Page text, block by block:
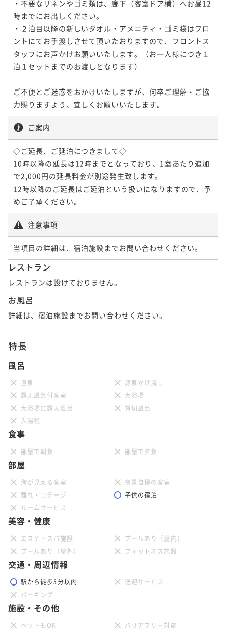
・不要なリネンやゴミ類は、廊下（客室ドア横）へお昼12
時までにお出しください。
・２泊目以降の新しいタオル・アメニティ・ゴミ袋はフロ
ントにてお手渡しさせて頂いたおりますので、フロントス
タッフにお声かけお願いいたします。（お一人様につき１
泊１セットまでのお渡しとなります）
ご不便とご迷惑をおかけいたしますが、何卒ご理解・ご協
力賜りますよう、宜しくお願いいたします。
ご案内
◇ご延長、ご延泊につきまして◇
10時以降の延長は12時までとなっており、1室あたり追加
で2,000円の延長料金が別途発生致します。
12時以降のご延長はご延泊という扱いになりますので、予
めご了承ください。
注意事項
当項目の詳細は、宿泊施設までお問い合わせください。
レストラン
レストランは設けておりません。
お風呂
詳細は、宿泊施設までお問い合わせください。
特長
風呂
温泉
源泉かけ流し
露天風呂付客室
大浴場
大浴場に露天風呂
貸切風呂
入湯税
食事
部屋で朝食 部屋で夕食
部屋
海が見える客室
夜景自慢の客室
離れ・コテージ
子供の宿泊
ルームサービス
美容・健康
エステ・スパ施設
プールあり（屋内）
プールあり（屋外）
フィットネス施設
交通・周辺情報
駅から徒歩5分以内
送迎サービス
パーキング
施設・その他
ペットもOK
バリアフリー対応